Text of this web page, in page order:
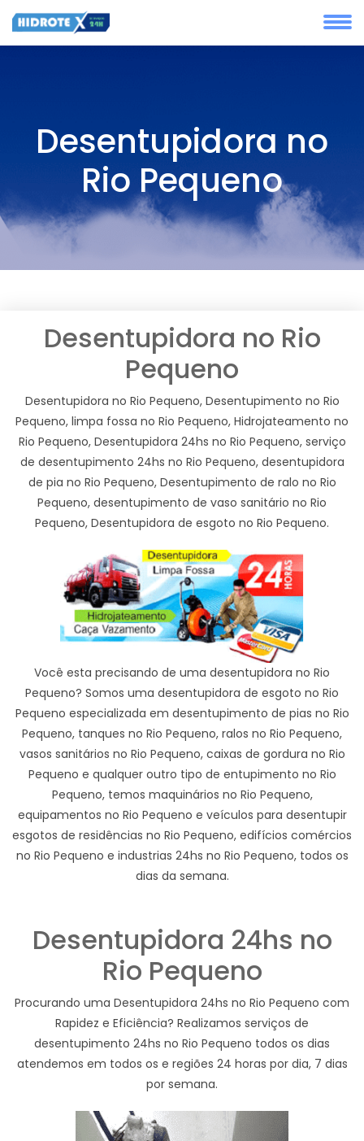
Desentupidora no
Rio Pequeno
Desentupidora no Rio
Pequeno
Desentupidora no Rio Pequeno, Desentupimento no Rio
Pequeno, limpa fossa no Rio Pequeno, Hidrojateamento no
Rio Pequeno, Desentupidora 24hs no Rio Pequeno, serviço
de desentupimento 24hs no Rio Pequeno, desentupidora
de pia no Rio Pequeno, Desentupimento de ralo no Rio
Pequeno, desentupimento de vaso sanitário no Rio
Pequeno, Desentupidora de esgoto no Rio Pequeno.
Você esta precisando de uma desentupidora no Rio
Pequeno? Somos uma desentupidora de esgoto no Rio
Pequeno especializada em desentupimento de pias no Rio
Pequeno, tanques no Rio Pequeno, ralos no Rio Pequeno,
vasos sanitários no Rio Pequeno, caixas de gordura no Rio
Pequeno e qualquer outro tipo de entupimento no Rio
Pequeno, temos maquinários no Rio Pequeno,
equipamentos no Rio Pequeno e veículos para desentupir
esgotos de residências no Rio Pequeno, edifícios comércios
no Rio Pequeno e industrias 24hs no Rio Pequeno, todos os
dias da semana.
Desentupidora 24hs no
Rio Pequeno
Procurando uma Desentupidora 24hs no Rio Pequeno com
Rapidez e Eficiência? Realizamos serviços de
desentupimento 24hs no Rio Pequeno todos os dias
atendemos em todos os e regiões 24 horas por dia, 7 dias
por semana.